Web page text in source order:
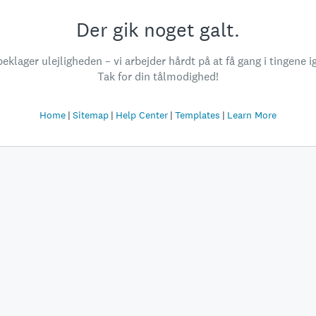
Der gik noget galt.
ulejligheden – vi arbejder hårdt på at få gang i tingene
Tak for din tålmodighed!
Home Sitemap Help Center Templates Learn More